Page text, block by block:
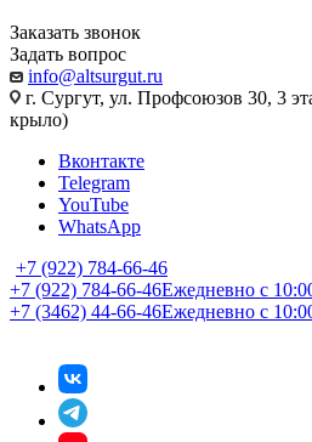
Заказать звонок
Задать вопрос
info@altsurgut.ru
г. Сургут, ул. Профсоюзов 30, 3
крыло)
Вконтакте
Telegram
YouTube
WhatsApp
+7 (922) 784-66-46
+7 (922) 784-66-46Ежедневно с
+7 (3462) 44-66-46Ежедневно с